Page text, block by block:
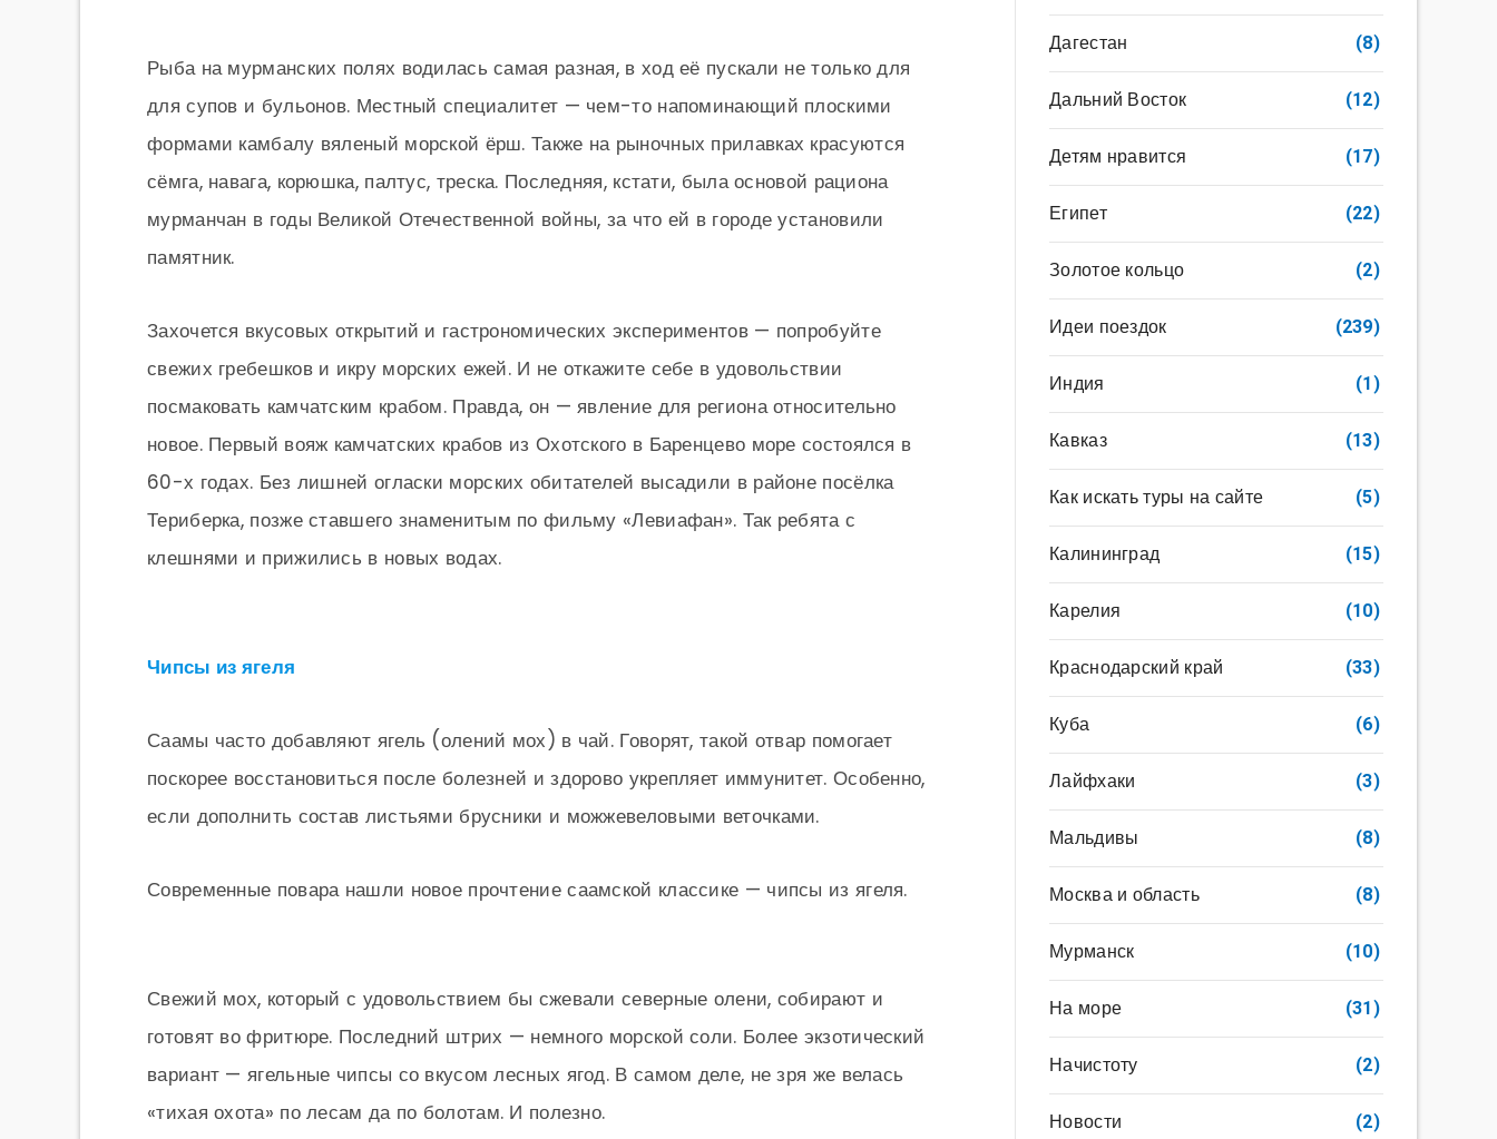
Рыба на мурманских полях водилась самая разная, в ход её пускали не только для
для супов и бульонов. Местный специалитет — чем-то напоминающий плоскими
формами камбалу вяленый морской ёрш. Также на рыночных прилавках красуются
сёмга, навага, корюшка, палтус, треска. Последняя, кстати, была основой рациона
мурманчан в годы Великой Отечественной войны, за что ей в городе установили
памятник.
Захочется вкусовых открытий и гастрономических экспериментов — попробуйте
свежих гребешков и икру морских ежей. И не откажите себе в удовольствии
посмаковать камчатским крабом. Правда, он — явление для региона относительно
новое. Первый вояж камчатских крабов из Охотского в Баренцево море состоялся в
60-х годах. Без лишней огласки морских обитателей высадили в районе посёлка
Териберка, позже ставшего знаменитым по фильму «Левиафан». Так ребята с
клешнями и прижились в новых водах.
Чипсы из ягеля
Саамы часто добавляют ягель (олений мох) в чай. Говорят, такой отвар помогает
поскорее восстановиться после болезней и здорово укрепляет иммунитет. Особенно,
если дополнить состав листьями брусники и можжевеловыми веточками.
Современные повара нашли новое прочтение саамской классике — чипсы из ягеля.
Свежий мох, который с удовольствием бы сжевали северные олени, собирают и
готовят во фритюре. Последний штрих — немного морской соли. Более экзотический
вариант — ягельные чипсы со вкусом лесных ягод. В самом деле, не зря же велась
«тихая охота» по лесам да по болотам. И полезно.
Дагестан (8)
Дальний Восток (12)
Детям нравится (17)
Египет (22)
Золотое кольцо (2)
Идеи поездок (239)
Индия (1)
Кавказ (13)
Как искать туры на сайте (5)
Калининград (15)
Карелия (10)
Краснодарский край (33)
Куба (6)
Лайфхаки (3)
Мальдивы (8)
Москва и область (8)
Мурманск (10)
На море (31)
Начистоту (2)
Новости (2)